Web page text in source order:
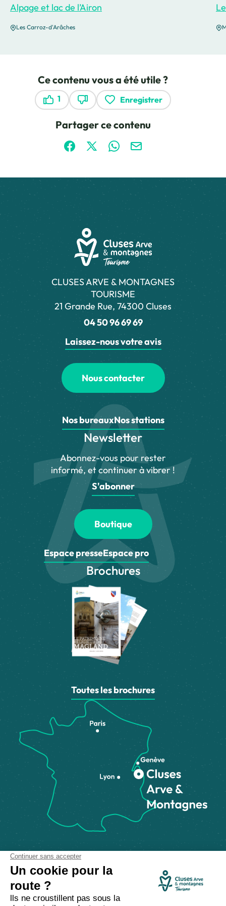
Alpage et lac de l’Airon
Les Carroz-d'Arâches
Ce contenu vous a été utile ?
1
Enregistrer
Partager ce contenu
Partager sur Facebook (nouvelle fenêtre)
Partager sur X / Twitter (nouvelle
Partager sur WhatsApp
Partager par mail
CLUSES ARVE & MONTAGNES
TOURISME
21 Grande Rue, 74300 Cluses
04 50 96 69 69
Laissez-nous votre avis
Nous contacter
Nos bureauxNos stations
Newsletter
Abonnez-vous pour rester
informé, et continuer à vibrer !
S'abonner
Boutique
Espace presseEspace pro
Brochures
Toutes les brochures
Comment venir ?
Made with by IRIS Interactive